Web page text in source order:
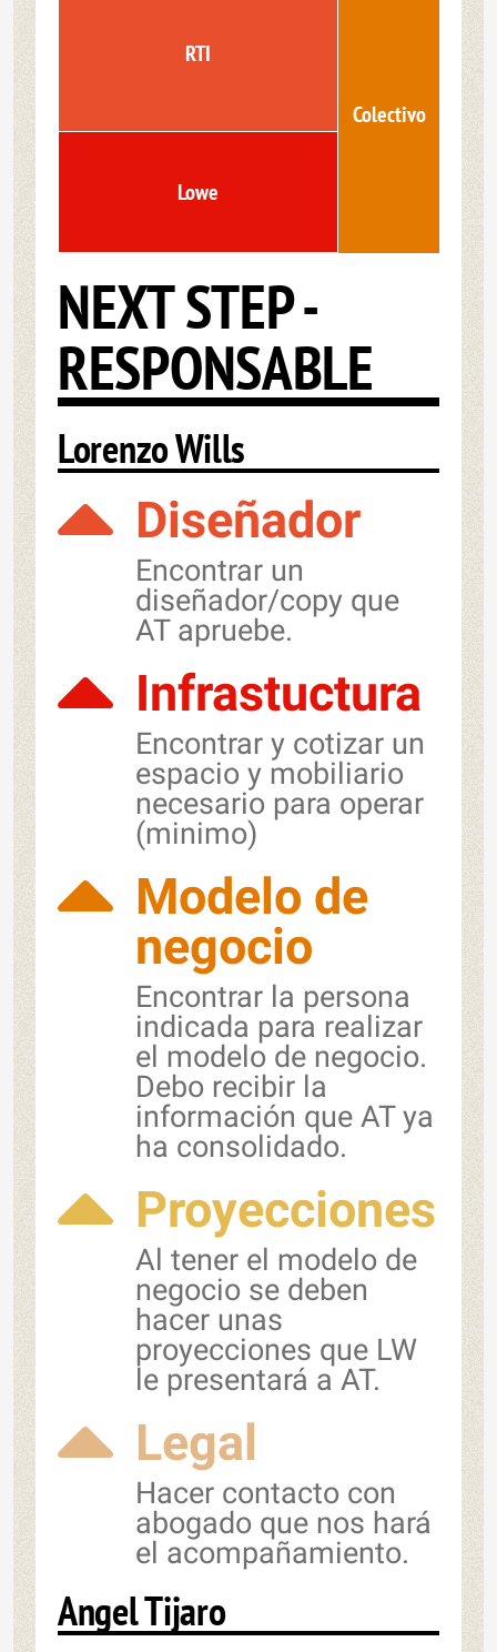
RTI
Lowe
Colectivo
NEXT STEP -
RESPONSABLE
Lorenzo Wills
Diseñador
Encontrar un
diseñador/copy que
AT apruebe.
Infrastuctura
Encontrar y cotizar un
espacio y mobiliario
necesario para operar
(minimo)
Modelo de
negocio
Encontrar la persona
indicada para realizar
el modelo de negocio.
Debo recibir la
información que AT ya
ha consolidado.
Proyecciones
Al tener el modelo de
negocio se deben
hacer unas
proyecciones que LW
le presentará a AT.
Legal
Hacer contacto con
abogado que nos hará
el acompañamiento.
Angel Tijaro